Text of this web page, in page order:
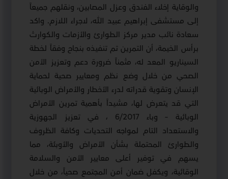
والوقاية إخلاء الفندق وعزل المصابين، ونقلهم جميعاً
إلى مستشفى إبراهيم عبيد الله، لاجراء اللازم. واكد
سعادة نائب مدير مركز الطوارئ والأزمات والكوارث
برأس الخيمة، أن التمرين تم تنفيذه بنجاح وفقاً لخطة
السيناريو المعد له، مثمناً ضرورة دعم وتعزيز الأمن
الصحي من خلال وضع نظم ومعايير صحية لحماية
الإنسان وتقوية قدراته لدرء الأخطار والأمراض الوبائية
التي قد يتعرض لها، مشيداً بأهمية تمرين الأمراض
الوبائية – وباء 6/2017 ، في تعزيز الجهوزية
والاستعداد التام لمواجه التحديات وكافة الظروف
والطوارئ المحتملة بشأن الأمراض والأوبئة، مما
يسهم في توفير أعلى معايير الأمن والسلامة
الوقائية، ويكفل ضمان أمن المجتمع صحياً، من خلال